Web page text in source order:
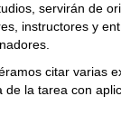
servirán de
instructores y
citar varias
de la tarea con